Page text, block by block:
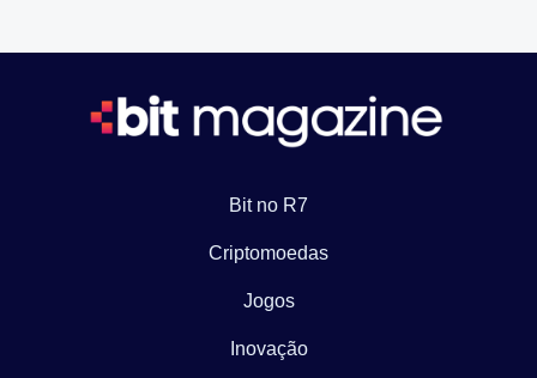
Bit no R7
Criptomoedas
Jogos
Inovação